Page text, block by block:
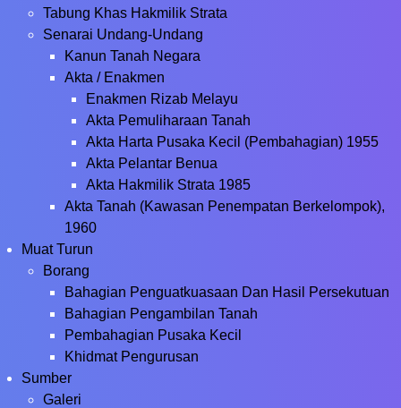
Tabung Khas Hakmilik Strata
Senarai Undang-Undang
Kanun Tanah Negara
Akta / Enakmen
Enakmen Rizab Melayu
Akta Pemuliharaan Tanah
Akta Harta Pusaka Kecil (Pembahagian) 1955
Akta Pelantar Benua
Akta Hakmilik Strata 1985
Akta Tanah (Kawasan Penempatan Berkelompok),
1960
Muat Turun
Borang
Bahagian Penguatkuasaan Dan Hasil Persekutuan
Bahagian Pengambilan Tanah
Pembahagian Pusaka Kecil
Khidmat Pengurusan
Sumber
Galeri